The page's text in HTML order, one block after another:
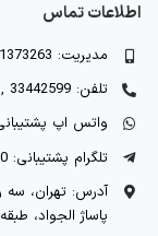
اطلاعات تماس
مدیریت: 09121373263
تلفن: 33442599 , 33442590-021
واتس اپ پشتیبانی:
تلگرام پشتیبانی: 09372391310
آدرس: تهران، سه
پاساژ الجواد، طبقه همکف،